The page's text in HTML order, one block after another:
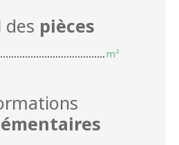
des pièces
m²